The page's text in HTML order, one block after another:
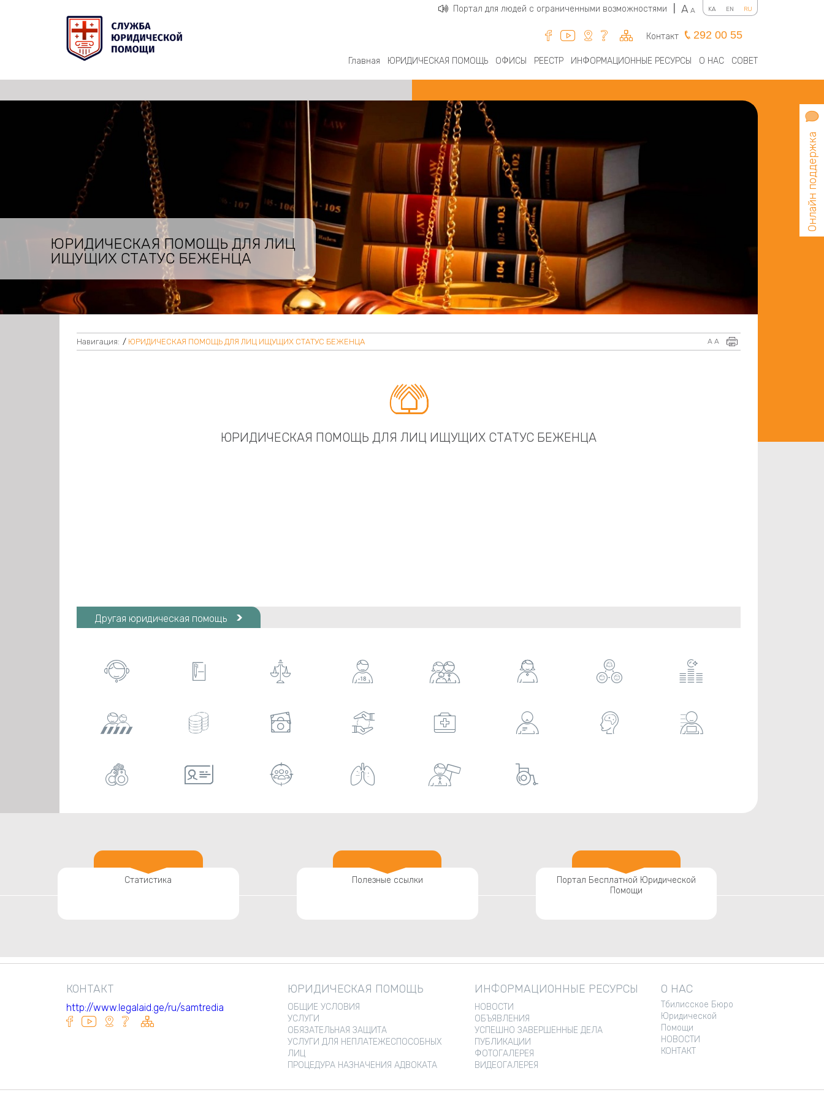
Портал для людей с ограниченными возможностями A A KA EN RU
Контакт 292 00 55
Главная ЮРИДИЧЕСКАЯ ПОМОЩЬ ОФИСЫ РЕЕСТР ИНФОРМАЦИОННЫЕ РЕСУРСЫ О НАС СОВЕТ
ЮРИДИЧЕСКАЯ ПОМОЩЬ ДЛЯ ЛИЦ
ИЩУЩИХ СТАТУС БЕЖЕНЦА
Онлайн поддержка
Навигация: / ЮРИДИЧЕСКАЯ ПОМОЩЬ ДЛЯ ЛИЦ ИЩУЩИХ СТАТУС БЕЖЕНЦА AA

ЮРИДИЧЕСКАЯ ПОМОЩЬ ДЛЯ ЛИЦ ИЩУЩИХ СТАТУС БЕЖЕНЦА
Другая юридическая помощь 
       
       
     
Статистика Полезные ссылки
Портал Бесплатной Юридической
Помощи
КОНТАКТ
http://www.legalaid.ge/ru/samtredia
ЮРИДИЧЕСКАЯ ПОМОЩЬ
ОБЩИЕ УСЛОВИЯ
УСЛУГИ
ОБЯЗАТЕЛЬНАЯ ЗАЩИТА
УСЛУГИ ДЛЯ НЕПЛАТЕЖЕСПОСОБНЫХ
ЛИЦ
ПРОЦЕДУРА НАЗНАЧЕНИЯ АДВОКАТА
ИНФОРМАЦИОННЫЕ РЕСУРСЫ
НОВОСТИ
ОБЪЯВЛЕНИЯ
УСПЕШНО ЗАВЕРШЕННЫЕ ДЕЛА
ПУБЛИКАЦИИ
ФОТОГАЛЕРЕЯ
ВИДЕОГАЛЕРЕЯ
О НАС
Тбилисское Бюро
Юридической
Помощи
НОВОСТИ
КОНТАКТ